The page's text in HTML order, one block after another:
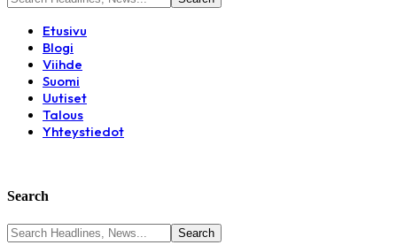
Etusivu
Blogi
Viihde
Suomi
Uutiset
Talous
Yhteystiedot
Search